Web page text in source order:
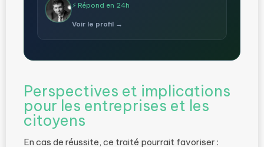
⚡ Répond en 24h
Voir le profil →
Perspectives et implications
pour les entreprises et les
citoyens
En cas de réussite, ce traité pourrait favoriser :